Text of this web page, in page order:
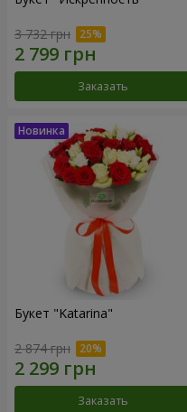
3 732 грн
Заказать
Букет "Katarina"
2 874 грн
Заказать